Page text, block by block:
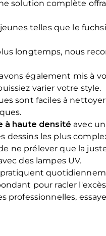
solution complète
telles que le
longtemps, nous
également mis à
varier votre style.
sont faciles à
à haute densité avec
dessins les plus
ne prélever que la
des lampes UV.
pour racler
professionnelles,